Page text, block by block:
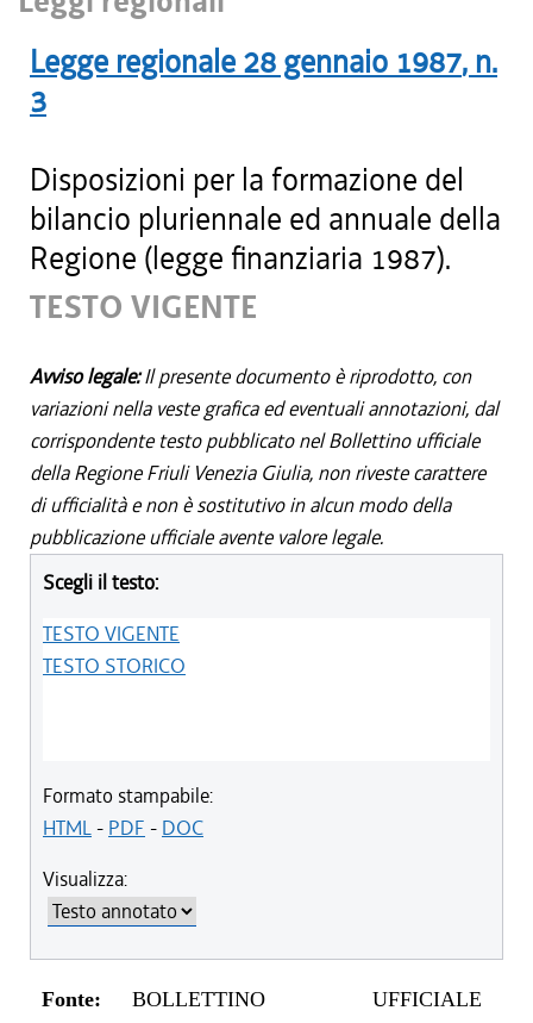
Legge regionale 28 gennaio 1987, n.
3
Disposizioni per la formazione del
bilancio pluriennale ed annuale della
Regione (legge finanziaria 1987).
TESTO VIGENTE
Avviso legale:Il presente documento è riprodotto, con
variazioni nella veste grafica ed eventuali annotazioni, dal
corrispondente testo pubblicato nel Bollettino ufficiale
della Regione Friuli Venezia Giulia, non riveste carattere
di ufficialità e non è sostitutivo in alcun modo della
pubblicazione ufficiale avente valore legale.
Scegli il testo:
TESTO VIGENTE
TESTO STORICO
Formato stampabile:
HTML- PDF - DOC
Visualizza:
Fonte:
BOLLETTINO UFFICIALE